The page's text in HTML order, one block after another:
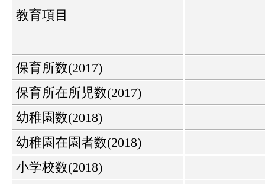
教育項目
保育所数(2017)
保育所在所児数(2017)
幼稚園数(2018)
幼稚園在園者数(2018)
小学校数(2018)